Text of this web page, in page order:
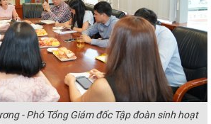
- Phó Tổng Giám đốc Tập đoàn sinh hoạt